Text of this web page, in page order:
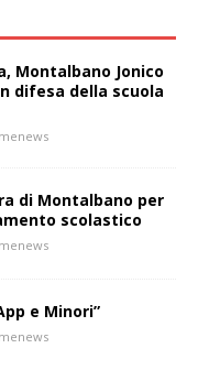
Montalbano Jonico
difesa della scuola
di Montalbano per
scolastico
e Minori”